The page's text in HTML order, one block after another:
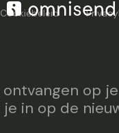
Cookiebeleid
op je
in op de